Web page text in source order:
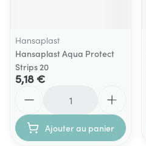
Hansaplast
Hansaplast Aqua Protect
Strips 20
5,18 €
Ajouter au panier